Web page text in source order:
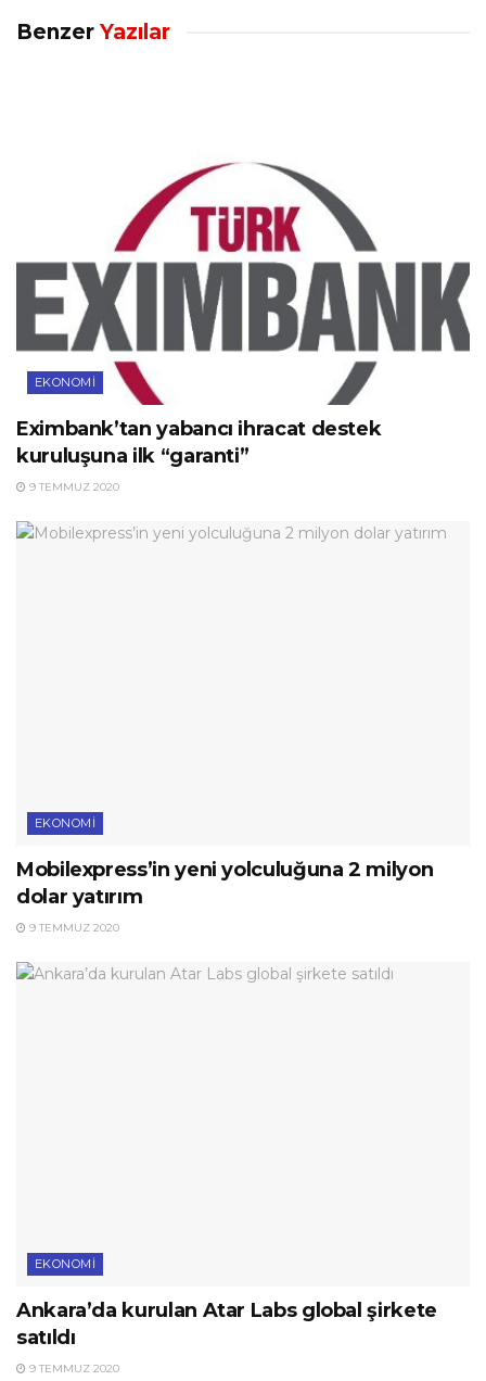
Benzer Yazılar
EKONOMI
Eximbank’tan yabancı ihracat destek
kuruluşuna ilk “garanti”
9 TEMMUZ 2020
EKONOMI
Mobilexpress’in yeni yolculuğuna 2 milyon
dolar yatırım
9 TEMMUZ 2020
EKONOMI
Ankara’da kurulan Atar Labs global şirkete
satıldı
9 TEMMUZ 2020